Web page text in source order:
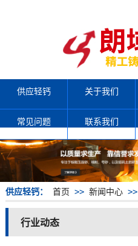
供应轻钙 关于我们
常见问题 联系我们
供应轻钙： 首页 >> 新闻中心>>
行业动态